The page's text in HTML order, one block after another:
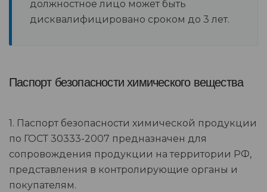
должностное лицо может быть
дисквалифицировано сроком до 3 лет.
Паспорт безопасности химического вещества
1. Паспорт безопасности химической продукции
по ГОСТ 30333-2007 предназначен для
сопровождения продукции на территории РФ,
представления в контролирующие органы и
покупателям.